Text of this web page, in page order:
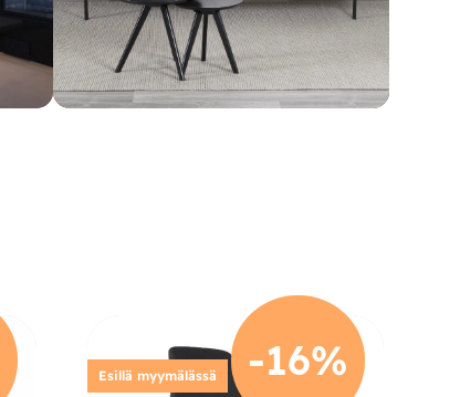
-16%
Esillä myymälässä